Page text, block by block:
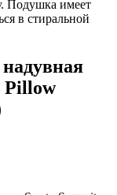
Подушка имеет
в стиральной
Pillow